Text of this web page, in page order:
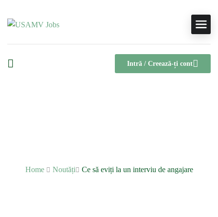
Intră / Creează-ți cont
Home Noutăți Ce să eviți la un interviu de angajare